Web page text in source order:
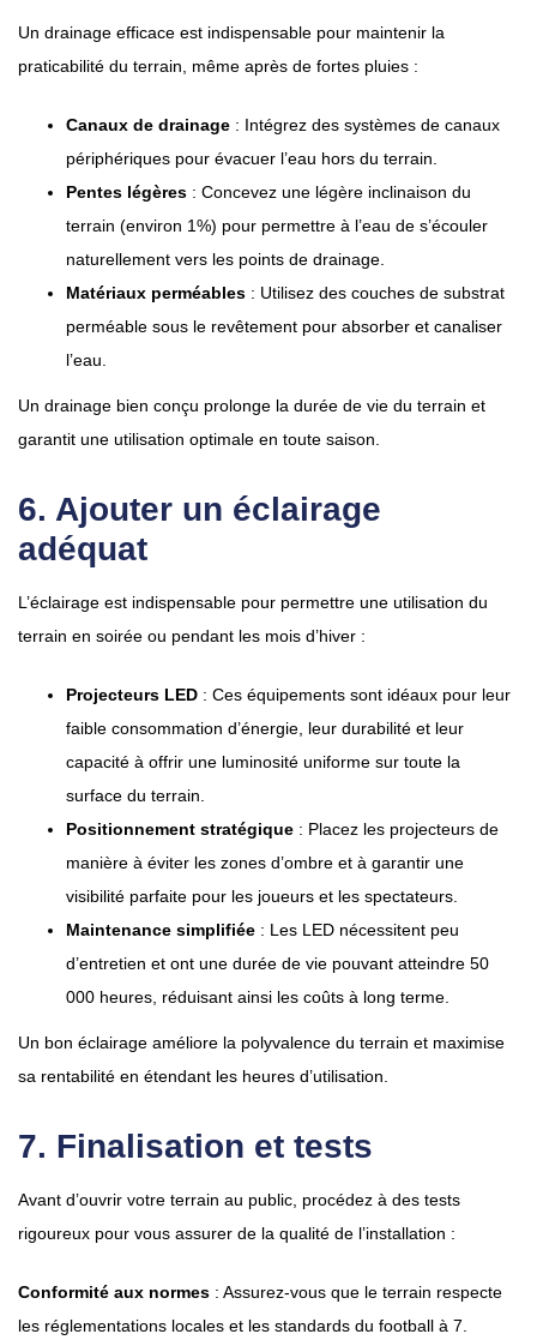
Un drainage efficace est indispensable pour maintenir la
praticabilité du terrain, même après de fortes pluies :
Canaux de drainage : Intégrez des systèmes de canaux
périphériques pour évacuer l’eau hors du terrain.
Pentes légères : Concevez une légère inclinaison du
terrain (environ 1%) pour permettre à l’eau de s’écouler
naturellement vers les points de drainage.
Matériaux perméables : Utilisez des couches de substrat
perméable sous le revêtement pour absorber et canaliser
l’eau.
Un drainage bien conçu prolonge la durée de vie du terrain et
garantit une utilisation optimale en toute saison.
6. Ajouter un éclairage
adéquat
L’éclairage est indispensable pour permettre une utilisation du
terrain en soirée ou pendant les mois d’hiver :
Projecteurs LED : Ces équipements sont idéaux pour leur
faible consommation d’énergie, leur durabilité et leur
capacité à offrir une luminosité uniforme sur toute la
surface du terrain.
Positionnement stratégique : Placez les projecteurs de
manière à éviter les zones d’ombre et à garantir une
visibilité parfaite pour les joueurs et les spectateurs.
Maintenance simplifiée : Les LED nécessitent peu
d’entretien et ont une durée de vie pouvant atteindre 50
000 heures, réduisant ainsi les coûts à long terme.
Un bon éclairage améliore la polyvalence du terrain et maximise
sa rentabilité en étendant les heures d’utilisation.
7. Finalisation et tests
Avant d’ouvrir votre terrain au public, procédez à des tests
rigoureux pour vous assurer de la qualité de l’installation :
Conformité aux normes : Assurez-vous que le terrain respecte
les réglementations locales et les standards du football à 7.